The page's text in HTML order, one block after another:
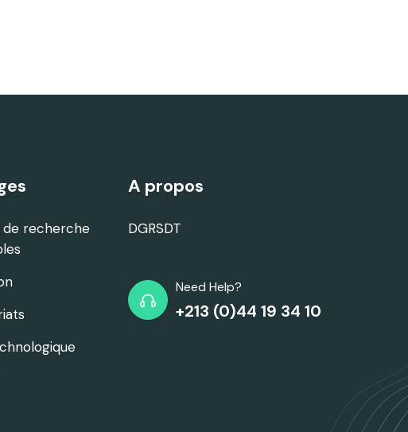
de recherche
A propos
DGRSDT
Need Help?
+213 (0)44 19 34 10